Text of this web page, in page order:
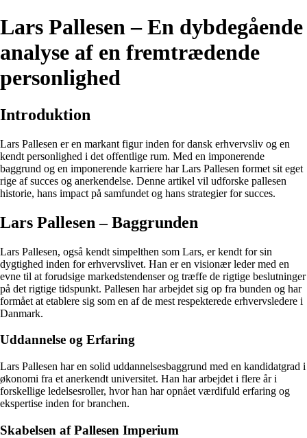
Lars Pallesen – En dybdegående
analyse af en fremtrædende
personlighed
Introduktion
Lars Pallesen er en markant figur inden for dansk erhvervsliv og en
kendt personlighed i det offentlige rum. Med en imponerende
baggrund og en imponerende karriere har Lars Pallesen formet sit eget
rige af succes og anerkendelse. Denne artikel vil udforske pallesen
historie, hans impact på samfundet og hans strategier for succes.
Lars Pallesen – Baggrunden
Lars Pallesen, også kendt simpelthen som Lars, er kendt for sin
dygtighed inden for erhvervslivet. Han er en visionær leder med en
evne til at forudsige markedstendenser og træffe de rigtige beslutninger
på det rigtige tidspunkt. Pallesen har arbejdet sig op fra bunden og har
formået at etablere sig som en af de mest respekterede erhvervsledere i
Danmark.
Uddannelse og Erfaring
Lars Pallesen har en solid uddannelsesbaggrund med en kandidatgrad i
økonomi fra et anerkendt universitet. Han har arbejdet i flere år i
forskellige ledelsesroller, hvor han har opnået værdifuld erfaring og
ekspertise inden for branchen.
Skabelsen af Pallesen Imperium